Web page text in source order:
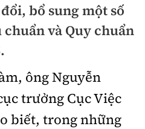
bổ sung một số
và Quy chuẩn
ông Nguyễn
trưởng Cục Việc
biết, trong những